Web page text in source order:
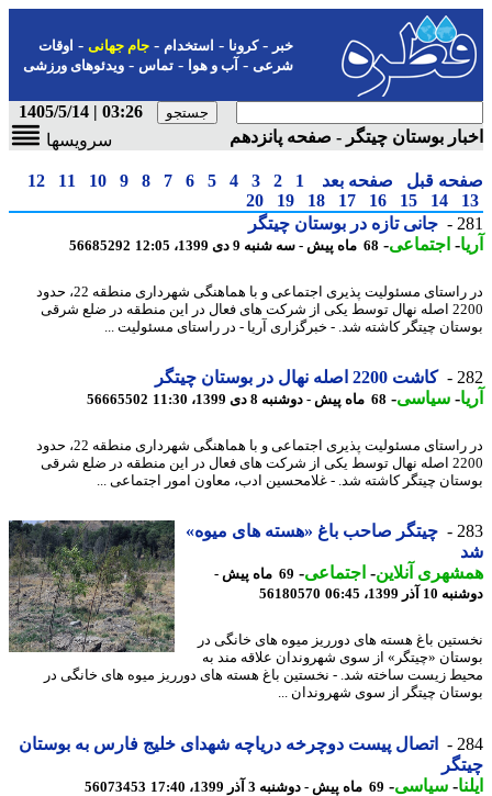
-کرونا-استخدام- جام جهانی-اوقات
شرعی-آب و هوا-تماس-ویدئوهای ورزشی
03:26 | 1405/5/14
بوستان چیتگر - صفحه پانزدهم
سرویسها
قبل صفحه بعد 1
2
3
4
5
6
7
8
9
10
11
12
14
15
16
17
18
19
20
جانی تازه در بوستان چیتگر
-اجتماعی-68 ماه پیش - سه شنبه 9 دی 1399، 12:05 56685292
در راستای مسئولیت پذیری اجتماعی و با هماهنگی شهرداری منطقه 22، حدود
2200 اصله نهال توسط یکی از شرکت های فعال در این منطقه در ضلع شرقی
چیتگر کاشته شد. - خبرگزاری آریا - در راستای مسئولیت ...
کاشت 2200 اصله نهال در بوستان چیتگر
-سیاسی-68 ماه پیش - دوشنبه 8 دی 1399، 11:30 56665502
در راستای مسئولیت پذیری اجتماعی و با هماهنگی شهرداری منطقه 22، حدود
2200 اصله نهال توسط یکی از شرکت های فعال در این منطقه در ضلع شرقی
چیتگر کاشته شد. - غلامحسین ادب، معاون امور اجتماعی ...
چیتگر صاحب باغ «هسته های میوه»
آنلاین-اجتماعی-
69 ماه پیش -
1399، 06:45
56180570
باغ هسته های دورریز میوه های خانگی در
«چیتگر» از سوی شهروندان علاقه مند به
زیست ساخته شد. - نخستین باغ هسته های دورریز میوه های خانگی در
چیتگر از سوی شهروندان ...
اتصال پیست دوچرخه دریاچه شهدای خلیج فارس به بوستان
-سیاسی-69 ماه پیش - دوشنبه 3 آذر 1399، 17:40 56073453